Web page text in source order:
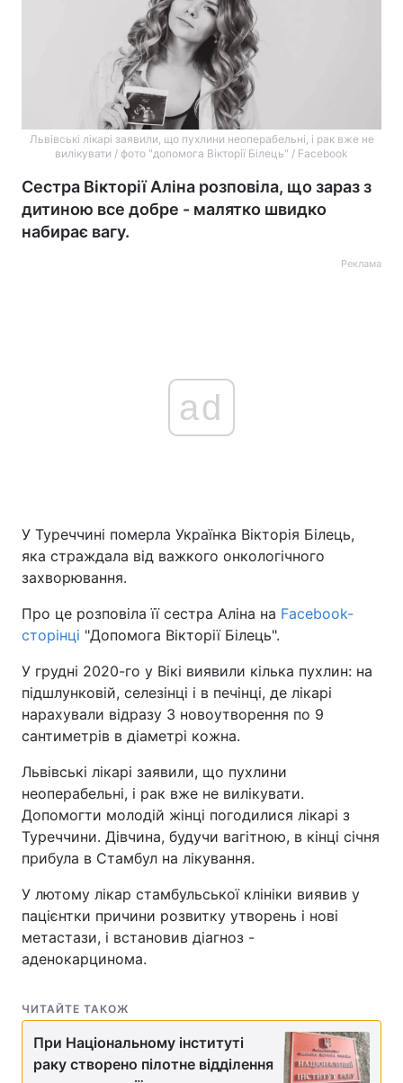
Львівські лікарі заявили, що пухлини неоперабельні, і рак вже не
вилікувати / фото "допомога Вікторії Білець" / Facebook
Сестра Вікторії Аліна розповіла, що зараз з
дитиною все добре - малятко швидко
набирає вагу.
Реклама
ad
У Туреччині померла Українка Вікторія Білець,
яка страждала від важкого онкологічного
захворювання.
Про це розповіла її сестра Аліна на Facebook-
сторінці "Допомога Вікторії Білець".
У грудні 2020-го у Вікі виявили кілька пухлин: на
підшлунковій, селезінці і в печінці, де лікарі
нарахували відразу 3 новоутворення по 9
сантиметрів в діаметрі кожна.
Львівські лікарі заявили, що пухлини
неоперабельні, і рак вже не вилікувати.
Допомогти молодій жінці погодилися лікарі з
Туреччини. Дівчина, будучи вагітною, в кінці січня
прибула в Стамбул на лікування.
У лютому лікар стамбульської клініки виявив у
пацієнтки причини розвитку утворень і нові
метастази, і встановив діагноз -
аденокарцинома. ️
ЧИТАЙТЕ ТАКОЖ
При Національному інституті
раку створено пілотне відділення